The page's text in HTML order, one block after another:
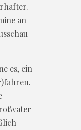
an
es, ein